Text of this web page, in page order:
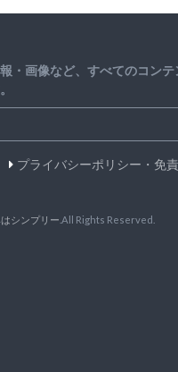
・画像など、すべてのコン
プライバシーポリシー・免
シンプリー .All Rights Reserved.